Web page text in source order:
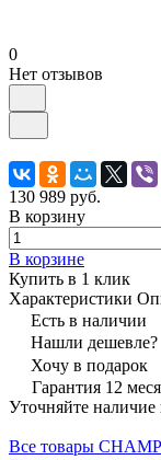
0
Нет отзывов
130 989 руб.
В корзину
В корзине
Купить в 1 клик
Характеристики
Есть в наличии
Нашли дешевле?
Хочу в подарок
Гарантия 12
Уточняйте наличие
Все товары